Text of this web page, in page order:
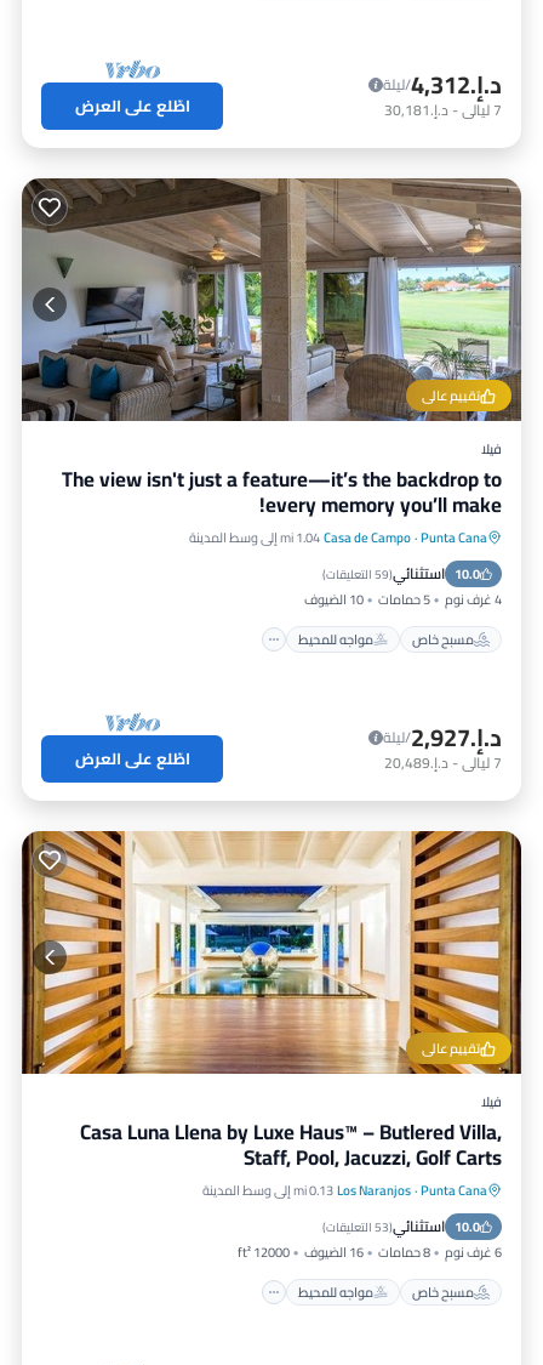
د.إ.‏4,312
/ليلة
7ليالي- د.إ.‏30,181 اطّلع على العرض
تقييم عالي
فيلا
The view isn't just a feature—it’s the backdrop to
every memory you’ll make!
Punta Cana
·
Casa de Campo1.04 mi إلى وسط المدينة
10.0 استثنائي(59 التعليقات )
4 غرف نوم 5 حمامات
10 الضيوف
مسبح خاص
مواجه للمحيط
مسبح خاص مواجه للمحيط
إفطار
موقف سيارات
د.إ.‏2,927
/ليلة
7ليالي- د.إ.‏20,489 اطّلع على العرض
تقييم عالي
فيلا
Casa Luna Llena by Luxe Haus™ – Butlered Villa,
Staff, Pool, Jacuzzi, Golf Carts
Punta Cana
·
Los Naranjos0.13 mi إلى وسط المدينة
10.0 استثنائي(53 التعليقات )
6 غرف نوم 8 حمامات 16 الضيوف
12000 ft²
مسبح خاص
مواجه للمحيط
مسبح خاص
مواجه للمحيط
حوض استحمام ساخن